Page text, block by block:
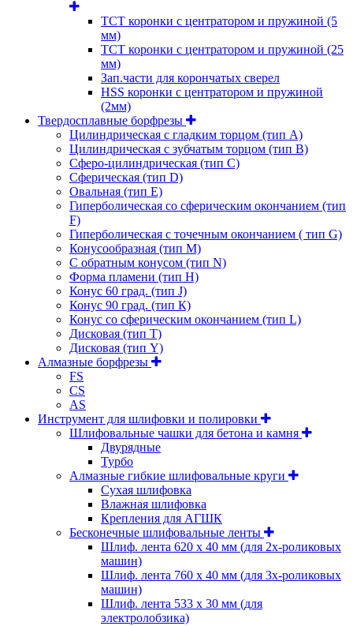
ТСТ коронки с центратором и пружиной (5
мм)
ТСТ коронки с центратором и пружиной (25
мм)
Зап.части для корончатых сверел
HSS коронки с центратором и пружиной
(2мм)
Твердосплавные борфрезы
Цилиндрическая с гладким торцом (тип А)
Цилиндрическая с зубчатым торцом (тип В)
Сферо-цилиндрическая (тип С)
Сферическая (тип D)
Овальная (тип Е)
Гиперболическая со сферическим окончанием (тип
F)
Гиперболическая с точечным окончанием ( тип G)
Конусообразная (тип М)
C обратным конусом (тип N)
Форма пламени (тип H)
Конус 60 град. (тип J)
Конус 90 град. (тип К)
Конус со сферическим окончанием (тип L)
Дисковая (тип Т)
Дисковая (тип Y)
Алмазные борфрезы
FS
CS
AS
Инструмент для шлифовки и полировки
Шлифовальные чашки для бетона и камня
Двурядные
Турбо
Алмазные гибкие шлифовальные круги
Cухая шлифовка
Влажная шлифовка
Крепления для АГШК
Бесконечные шлифовальные ленты
Шлиф. лента 620 х 40 мм (для 2х-роликовых
машин)
Шлиф. лента 760 х 40 мм (для 3х-роликовых
машин)
Шлиф. лента 533 х 30 мм (для
электролобзика)